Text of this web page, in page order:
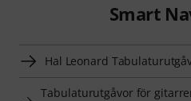
Smart
Hal Leonard
Tabulaturutgåvor för